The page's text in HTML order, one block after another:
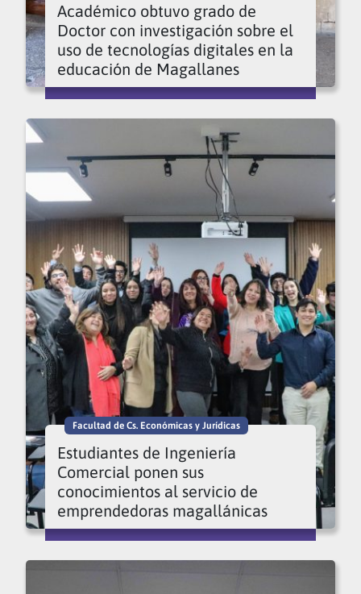
Académico obtuvo grado de
Doctor con investigación sobre el
uso de tecnologías digitales en la
educación de Magallanes
Facultad de Cs. Económicas y Jurídicas
Estudiantes de Ingeniería
Comercial ponen sus
conocimientos al servicio de
emprendedoras magallánicas